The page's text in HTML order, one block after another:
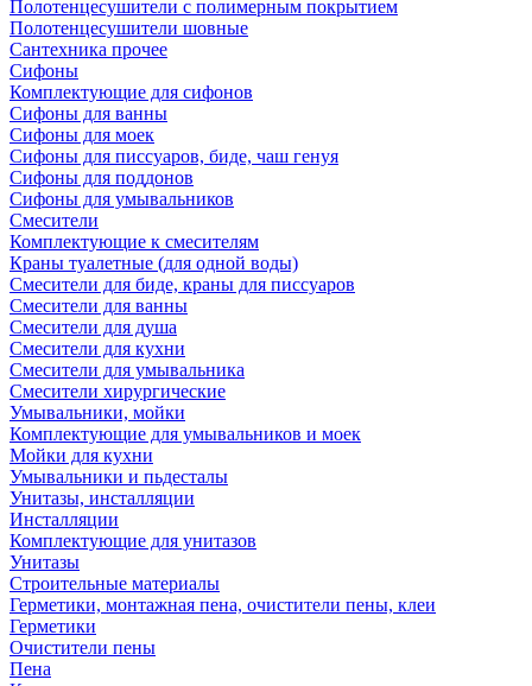
Полотенцесушители с полимерным покрытием
Полотенцесушители шовные
Сантехника прочее
Сифоны
Комплектующие для сифонов
Сифоны для ванны
Сифоны для моек
Сифоны для писсуаров, биде, чаш генуя
Сифоны для поддонов
Сифоны для умывальников
Смесители
Комплектующие к смесителям
Краны туалетные (для одной воды)
Смесители для биде, краны для писсуаров
Смесители для ванны
Смесители для душа
Смесители для кухни
Смесители для умывальника
Смесители хирургические
Умывальники, мойки
Комплектующие для умывальников и моек
Мойки для кухни
Умывальники и пьдесталы
Унитазы, инсталляции
Инсталляции
Комплектующие для унитазов
Унитазы
Строительные материалы
Герметики, монтажная пена, очистители пены, клеи
Герметики
Очистители пены
Пена